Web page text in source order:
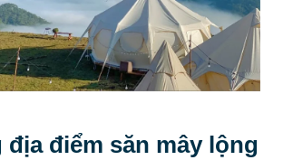
địa điểm săn mây lộng